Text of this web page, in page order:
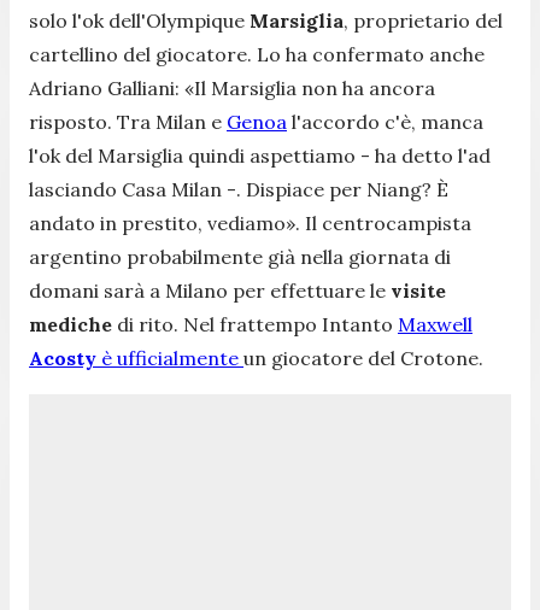
solo l'ok dell'Olympique Marsiglia, proprietario del
cartellino del giocatore. Lo ha confermato anche
Adriano Galliani: «Il Marsiglia non ha ancora
risposto. Tra Milan e Genoa l'accordo c'è, manca
l'ok del Marsiglia quindi aspettiamo - ha detto l'ad
lasciando Casa Milan -. Dispiace per Niang? È
andato in prestito, vediamo». Il centrocampista
argentino probabilmente già nella giornata di
domani sarà a Milano per effettuare le visite
mediche di rito. Nel frattempo Intanto Maxwell
Acosty è ufficialmente un giocatore del Crotone.